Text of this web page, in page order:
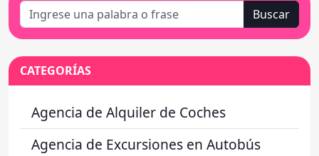
Buscar
CATEGORÍAS
Agencia de Alquiler de Coches
Agencia de Excursiones en Autobús